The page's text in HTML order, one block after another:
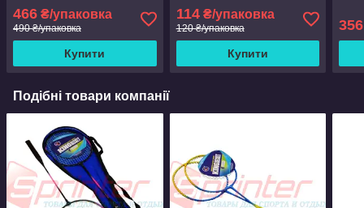
466 ₴/упаковка
490 ₴/упаковка
Купити
114₴/упаковка
120 ₴/упаковка
Купити
356
Подібні товари компанії